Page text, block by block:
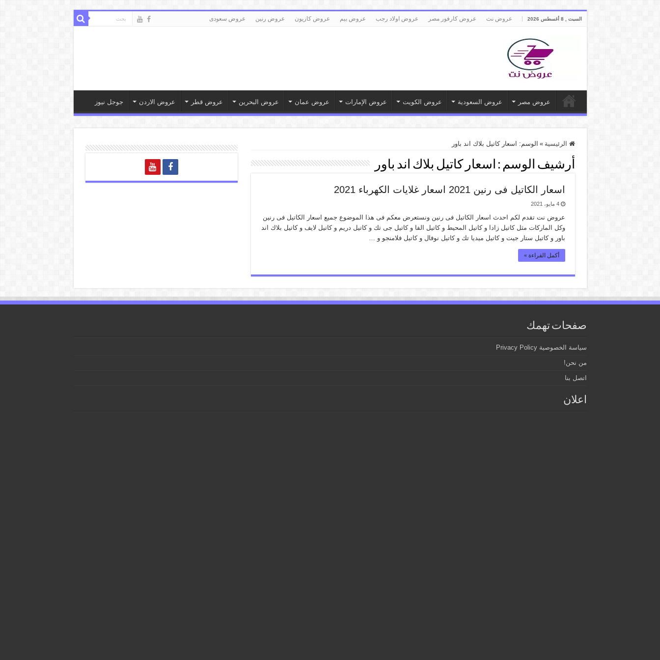
السبت , 8 أغسطس 2026 عروض نت عروض كارفور مصر عروض اولاد رجب عروض بيم عروض كازيون عروض رنين عروض سعودى
عروض مصر عروض السعودية عروض الكويت عروض الإمارات عروض عمان عروض البحرين عروض قطر عروض الاردن جوجل نيوز
الرئيسية » الوسم: اسعار كاتيل بلاك اند باور
أرشيف الوسم : اسعار كاتيل بلاك اند باور
اسعار الكاتيل فى رنين 2021 اسعار غلايات الكهرباء 2021
4 مايو، 2021
عروض نت تقدم لكم احدث اسعار الكاتيل فى رنين ونستعرض معكم فى هذا الموضوع جميع اسعار الكاتيل فى رنين
وكل الماركات مثل كاتيل زادا و كاتيل المحيط و كاتيل الفا و كاتيل جى تك و كاتيل دريم و كاتيل لايف و كاتيل بلاك اند
باور و كاتيل ستار جيت و كاتيل ميديا تك و كاتيل نوفال و كاتيل فلامنجو و …
أكمل القراءة »
صفحات تهمك
سياسة الخصوصية Privacy Policy
من نحن!
اتصل بنا
اعلان